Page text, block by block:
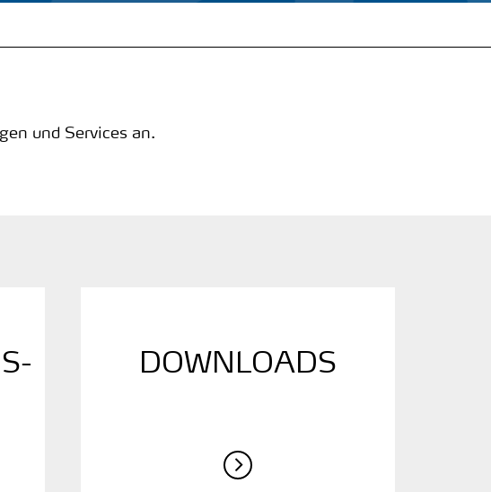
und Services an.
DOWNLOADS